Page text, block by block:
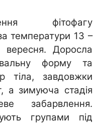
фітофагу
температури 13 –
вересня. Доросла
форму та
тіла, завдовжки
а зимуюча стадія
забарвлення.
групами під